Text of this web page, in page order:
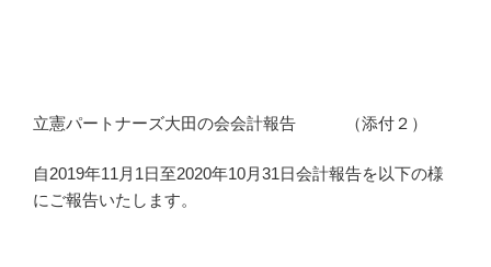
立憲パートナーズ大田の会会計報告 （添付２）
自2019年11月1日至2020年10月31日会計報告を以下の様
にご報告いたします。